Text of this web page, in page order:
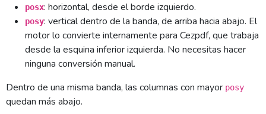
posx: horizontal, desde el borde izquierdo.
posy: vertical dentro de la banda, de arriba hacia abajo. El
motor lo convierte internamente para Cezpdf, que trabaja
desde la esquina inferior izquierda. No necesitas hacer
ninguna conversión manual.
Dentro de una misma banda, las columnas con mayor posy
quedan más abajo.